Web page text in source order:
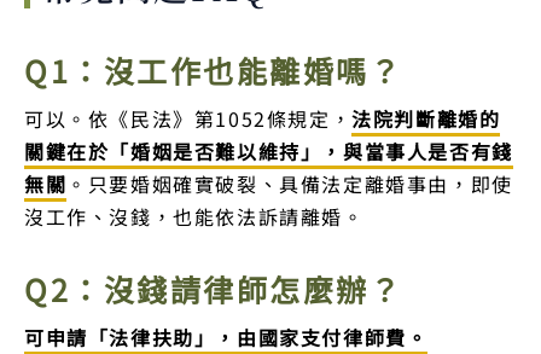
Q1：沒工作也能離婚嗎？
可以。依《民法》第1052條規定，法院判斷離婚的
關鍵在於「婚姻是否難以維持」，與當事人是否有錢
無關 。只要婚姻確實破裂、具備法定離婚事由，即使
沒工作、沒錢，也能依法訴請離婚。
Q2：沒錢請律師怎麼辦？
可申請「法律扶助」，由國家支付律師費。